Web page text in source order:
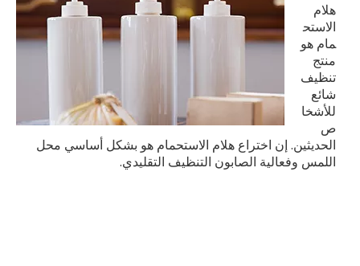
هلام
الاستح
مام هو
منتج
تنظيف
شائع
للأشخا
ص
الحديثين. إن اختراع هلام الاستحمام هو بشكل أساسي محل
اللمس وفعالية الصابون التنظيف التقليدي.